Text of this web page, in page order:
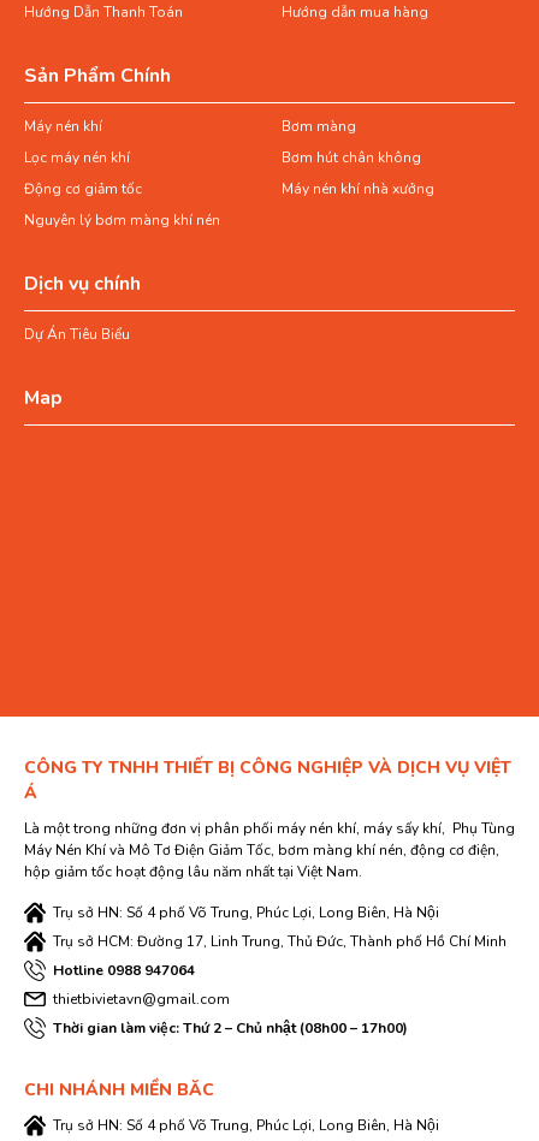
Hướng Dẫn Thanh Toán
Hướng dẫn mua hàng
Sản Phẩm Chính
Máy nén khí
Bơm màng
Lọc máy nén khí
Bơm hút chân không
Động cơ giảm tốc
Máy nén khí nhà xưởng
Nguyên lý bơm màng khí nén
Dịch vụ chính
Dự Án Tiêu Biểu
Map
CÔNG TY TNHH THIẾT BỊ CÔNG NGHIỆP VÀ DỊCH VỤ VIỆT
Á
Là một trong những đơn vị phân phối máy nén khí, máy sấy khí, Phụ Tùng
Máy Nén Khí và Mô Tơ Điện Giảm Tốc, bơm màng khí nén, động cơ điện,
hộp giảm tốc hoạt động lâu năm nhất tại Việt Nam.
Trụ sở HN: Số 4 phố Võ Trung, Phúc Lợi, Long Biên, Hà Nội
Trụ sở HCM: Đường 17, Linh Trung, Thủ Đức, Thành phố Hồ Chí Minh
Hotline 0988 947064
thietbivietavn@gmail.com
Thời gian làm việc: Thứ 2 – Chủ nhật (08h00 – 17h00)
CHI NHÁNH MIỀN BĂC
Trụ sở HN: Số 4 phố Võ Trung, Phúc Lợi, Long Biên, Hà Nội